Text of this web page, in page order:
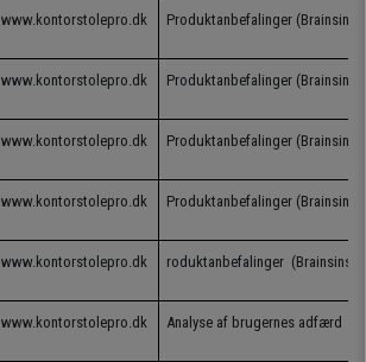
www.kontorstolepro.dk Produktanbefalinger (Brainsins)
www.kontorstolepro.dk Produktanbefalinger (Brainsins)
www.kontorstolepro.dk Produktanbefalinger (Brainsins)
www.kontorstolepro.dk Produktanbefalinger (Brainsins)
www.kontorstolepro.dk roduktanbefalinger (Brainsins)
www.kontorstolepro.dk Analyse af brugernes adfærd